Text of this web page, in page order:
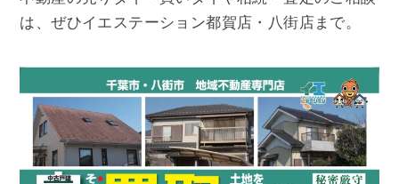
は、ぜひイエステーション都賀店・八街店まで。